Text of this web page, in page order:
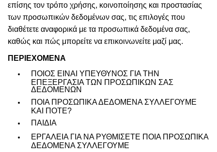
επίσης τον τρόπο χρήσης, κοινοποίησης και προστασίας
των προσωπικών δεδομένων σας, τις επιλογές που
διαθέτετε αναφορικά με τα προσωπικά δεδομένα σας,
καθώς και πώς μπορείτε να επικοινωνείτε μαζί μας.
ΠΕΡΙΕΧΟΜΕΝΑ
ΠΟΙΟΣ ΕΊΝΑΙ ΥΠΕΎΘΥΝΟΣ ΓΙΑ ΤΗΝ
ΕΠΕΞΕΡΓΑΣΊΑ ΤΩΝ ΠΡΟΣΩΠΙΚΏΝ ΣΑΣ
ΔΕΔΟΜΈΝΩΝ
ΠΟΙΑ ΠΡΟΣΩΠΙΚΆ ΔΕΔΟΜΈΝΑ ΣΥΛΛΈΓΟΥΜΕ
ΚΑΙ ΠΌΤΕ?
ΠΑΙΔΙΑ
ΕΡΓΑΛΕΙΑ ΓΙΑ ΝΑ ΡΥΘΜΊΣΕΤΕ ΠΟΙΑ ΠΡΟΣΩΠΙΚΆ
ΔΕΔΟΜΈΝΑ ΣΥΛΛΈΓΟΥΜΕ